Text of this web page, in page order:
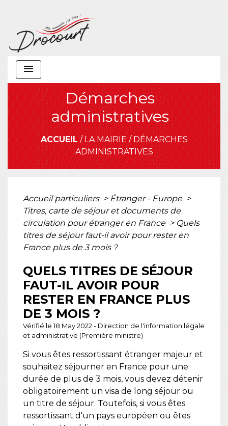
menu
Démarches
administratives
ACCUEIL/LA MAIRIE/DÉMARCHES
ADMINISTRATIVES
Accueil particuliers > Étranger - Europe >
Titres, carte de séjour et documents de
circulation pour étranger en France > Quels
titres de séjour faut-il avoir pour rester en
France plus de 3 mois ?
QUELS TITRES DE SÉJOUR
FAUT-IL AVOIR POUR
RESTER EN FRANCE PLUS
DE 3 MOIS ?
Vérifié le 18 May 2022 - Direction de l'information légale
et administrative (Première ministre)
Si vous êtes ressortissant étranger majeur et
souhaitez séjourner en France pour une
durée de plus de 3 mois, vous devez détenir
obligatoirement un visa de long séjour ou
un titre de séjour. Toutefois, si vous êtes
ressortissant d'un pays européen ou êtes